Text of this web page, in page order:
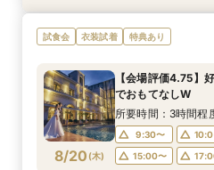
8/19(水)
【自宅で式場見学
ライン相談会♪
10:00〜
フェアを
8/19(水)
【迷っている方も
談×次回試食付
10:00〜
17:00〜
フェアを
8/19(水)
＼前々日〜当日予
限定前撮り特典付
9:30〜
15:00〜
フェアを
8/19(水)
【フォト婚】貸切
定特典付相談会
9:30〜
15:00〜
フェアを
8/19(水)
今月限定【130万
×特製スイーツ
9:30〜
15:00〜
フェアを
試食会 衣装試着 特典あり
8/20 (木)
【会場評価4.75】
でおもてなしW
所要時間：3時間程
9:30〜
15:00〜